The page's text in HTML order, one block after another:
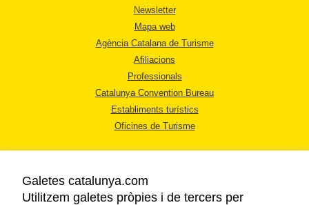
Newsletter
Mapa web
Agència Catalana de Turisme
Afiliacions
Professionals
Catalunya Convention Bureau
Establiments turístics
Oficines de Turisme
Galetes catalunya.com
Utilitzem galetes pròpies i de tercers per